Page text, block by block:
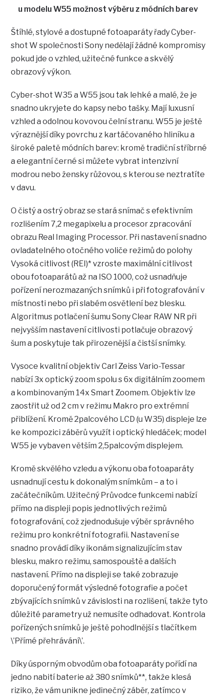
u modelu W55 možnost výběru z módních barev
Štíhlé, stylové a dostupné fotoaparáty řady Cyber-
shot W společnosti Sony nedělají žádné kompromisy
pokud jde o vzhled, užitečné funkce a skvělý
obrazový výkon.
Cyber-shot W35 a W55 jsou tak lehké a malé, že je
snadno ukryjete do kapsy nebo tašky. Mají luxusní
vzhled a odolnou kovovou čelní stranu. W55 je ještě
výraznější díky povrchu z kartáčovaného hliníku a
široké paletě módních barev: kromě tradiční stříbrné
a elegantní černé si můžete vybrat intenzivní
modrou nebo žensky růžovou, s kterou se neztratíte
v davu.
O čistý a ostrý obraz se stará snímač s efektivním
rozlišením 7,2 megapixelu a procesor zpracování
obrazu Real Imaging Processor. Při nastavení snadno
ovladatelného otočného voliče režimů do polohy
Vysoká citlivost (REI)* vzroste maximální citlivost
obou fotoaparátů až na ISO 1000, což usnadňuje
pořízení nerozmazaných snímků i při fotografování v
místnosti nebo při slabém osvětlení bez blesku.
Algoritmus potlačení šumu Sony Clear RAW NR při
nejvyšším nastavení citlivosti potlačuje obrazový
šum a poskytuje tak přirozenější a čistší snímky.
Vysoce kvalitní objektiv Carl Zeiss Vario-Tessar
nabízí 3x optický zoom spolu s 6x digitálním zoomem
a kombinovaným 14x Smart Zoomem. Objektiv lze
zaostřit už od 2 cm v režimu Makro pro extrémní
přiblížení. Kromě 2palcového LCD (u W35) displeje lze
ke kompozici záběrů využít i optický hledáček; model
W55 je vybaven větším 2,5palcovým displejem.
Kromě skvělého vzledu a výkonu oba fotoaparáty
usnadnují cestu k dokonalým snímkům – a to i
začátečníkům. Užitečný Průvodce funkcemi nabízí
přímo na displeji popis jednotlivých režimů
fotografování, což zjednodušuje výběr správného
režimu pro konkrétní fotografii. Nastavení se
snadno provádí díky ikonám signalizujícím stav
blesku, makro režimu, samospouště a dalších
nastavení. Přímo na displeji se také zobrazuje
doporučený formát výsledné fotografie a počet
zbývajících snímků v závislosti na rozlišení, takže tyto
důležité parametry už nemusíte odhadovat. Kontrola
pořízených snímků je ještě pohodlnější s tlačítkem
\’Přímé přehrávání\’.
Díky úsporným obvodům oba fotoaparáty pořídí na
jedno nabití baterie až 380 snímků**, takže klesá
riziko, že vám unikne jedinečný záběr, zatímco v